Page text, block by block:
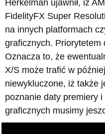
Herkelman ujawnił, iż
FidelityFX Super
na innych platformach
graficznych. Priorytetem
Oznacza to, że
X/S może trafić w
niewykluczone, iż także
poznanie daty premiery
graficznych musimy